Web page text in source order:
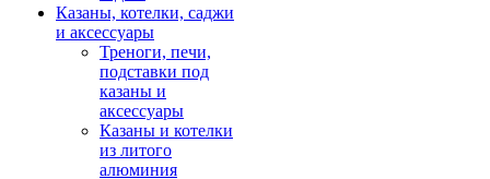
Казаны, котелки, саджи
и аксессуары
Треноги, печи,
подставки под
казаны и
аксессуары
Казаны и котелки
из литого
алюминия